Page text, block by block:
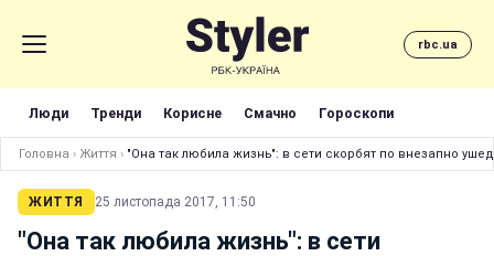
rbc.ua
Люди Тренди Корисне Смачно Гороскопи
Головна › Життя › "Она так любила жизнь": в сети скорбят по внезапно
ЖИТТЯ 25 листопада 2017, 11:50
"Она так любила жизнь": в сети